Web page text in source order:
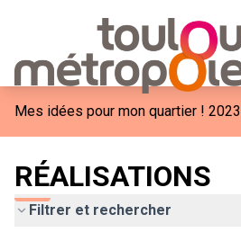
Mes idées pour mon quartier ! 2023
RÉALISATIONS
Filtrer et rechercher